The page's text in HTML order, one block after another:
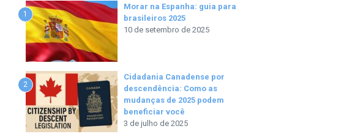
1
Morar na Espanha: guia para
brasileiros 2025
10 de setembro de 2025
2
Cidadania Canadense por
descendência: Como as
mudanças de 2025 podem
beneficiar você
3 de julho de 2025